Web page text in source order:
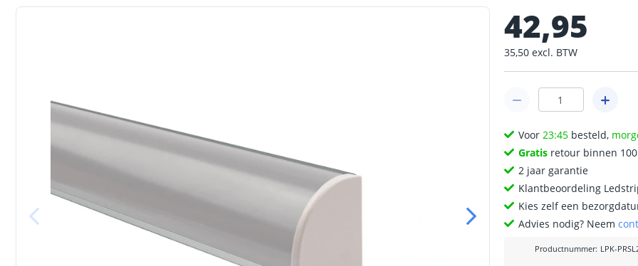
42,95
35,50 excl. BTW
Voor23:45 besteld,
Gratis retour binnen
2 jaar garantie
Klantbeoordeling
Kies zelf een
Advies nodig? Neem
Productnummer: LPK-